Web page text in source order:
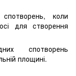
коли
для створення
спотворень
площині.